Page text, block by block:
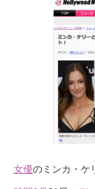
女優のミンカ・ケ